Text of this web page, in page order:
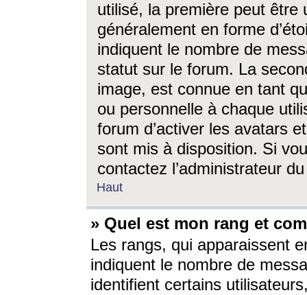
utilisé, la première peut être
généralement en forme
indiquent le nombre de
statut sur le forum. La
image, est connue en tant
ou personnelle à chaque
forum d’activer les avatars
sont mis à disposition. Si
contactez l’administrateur
Haut
» Quel est mon rang et
Les rangs, qui apparaissent
indiquent le nombre de
identifient certains